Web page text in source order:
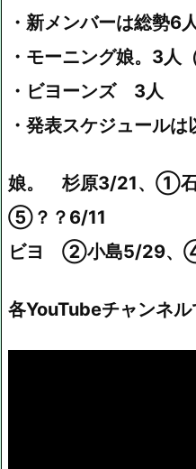
・新メンバーは総勢6
・モーニング娘。3人
・ビヨーンズ 3人
・発表スケジュールは
娘。 杉原3/21、①
⑤？？6/11
ビヨ ②小島5/29、
各YouTubeチャンネ